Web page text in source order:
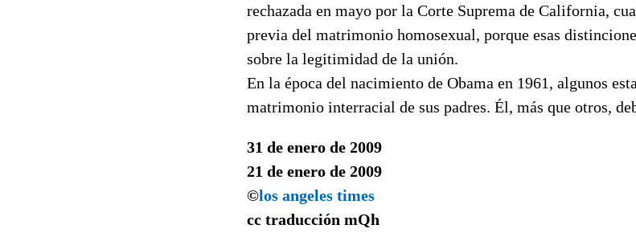
rechazada en mayo por la Corte Suprema de California,
previa del matrimonio homosexual, porque esas
sobre la legitimidad de la unión.
En la época del nacimiento de Obama en 1961, algunos
matrimonio interracial de sus padres. Él, más que otros,
31 de enero de 2009
21 de enero de 2009
©los angeles times
cc traducción mQh